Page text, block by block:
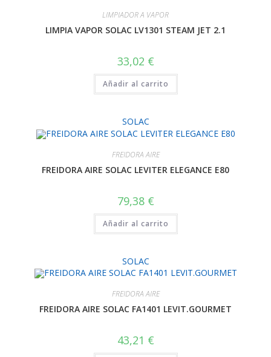
LIMPIADOR A VAPOR
LIMPIA VAPOR SOLAC LV1301 STEAM JET 2.1
33,02 €
Añadir al carrito
SOLAC
FREIDORA AIRE
FREIDORA AIRE SOLAC LEVITER ELEGANCE E80
79,38 €
Añadir al carrito
SOLAC
FREIDORA AIRE
FREIDORA AIRE SOLAC FA1401 LEVIT.GOURMET
43,21 €